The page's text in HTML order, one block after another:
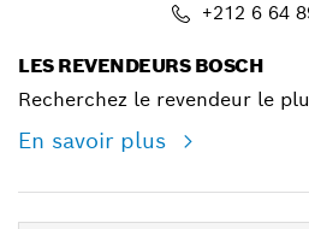
+212 6 64
LES REVENDEURS BOSCH
Recherchez le revendeur le
En savoir plus